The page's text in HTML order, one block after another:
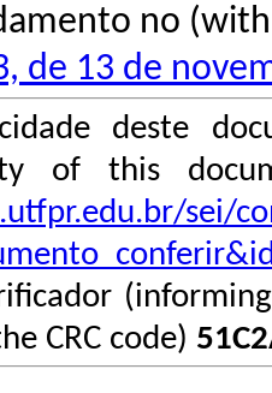
no
de 13 de
deste
of this
sei/
CRC code)